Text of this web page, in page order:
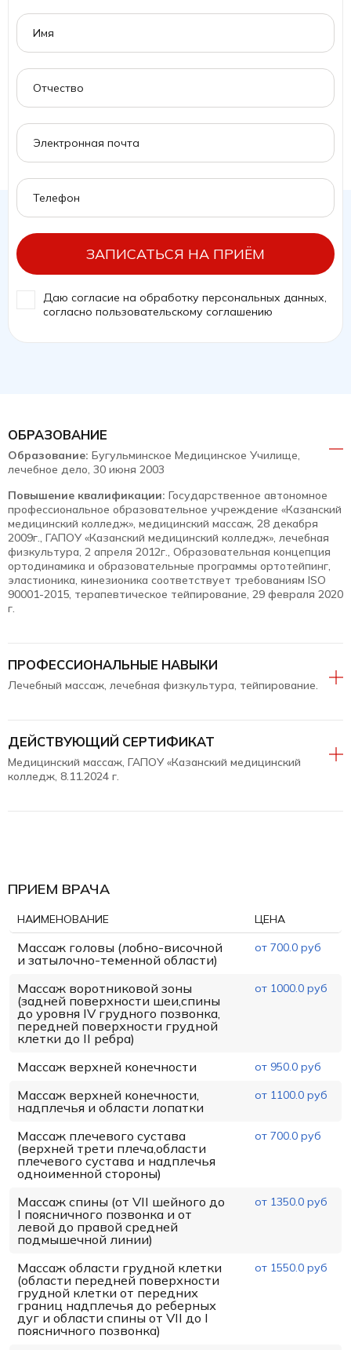
ЗАПИСАТЬСЯ НА ПРИЁМ
Даю согласие на обработку персональных данных,
согласно пользовательскому соглашению
ОБРАЗОВАНИЕ
Образование: Бугульминское Медицинское Училище,
лечебное дело, 30 июня 2003
Повышение квалификации: Государственное автономное
профессиональное образовательное учреждение «Казанский
медицинский колледж», медицинский массаж, 28 декабря
2009г., ГАПОУ «Казанский медицинский колледж», лечебная
физкультура, 2 апреля 2012г., Образовательная концепция
ортодинамика и образовательные программы ортотейпинг,
эластионика, кинезионика соответствует требованиям ISO
90001-2015, терапевтическое тейпирование, 29 февраля 2020
г.
ПРОФЕССИОНАЛЬНЫЕ НАВЫКИ
Лечебный массаж, лечебная физкультура, тейпирование.
ДЕЙСТВУЮЩИЙ СЕРТИФИКАТ
Медицинский массаж, ГАПОУ «Казанский медицинский
колледж, 8.11.2024 г.
ПРИЕМ ВРАЧА
НАИМЕНОВАНИЕ ЦЕНА
Массаж головы (лобно-височной
и затылочно-теменной области)
от 700.0 руб
Массаж воротниковой зоны
(задней поверхности шеи,спины
до уровня IV грудного позвонка,
передней поверхности грудной
клетки до II ребра)
от 1000.0 руб
Массаж верхней конечности от 950.0 руб
Массаж верхней конечности,
надплечья и области лопатки
от 1100.0 руб
Массаж плечевого сустава
(верхней трети плеча,области
плечевого сустава и надплечья
одноименной стороны)
от 700.0 руб
Массаж спины (от VII шейного до
I поясничного позвонка и от
левой до правой средней
подмышечной линии)
от 1350.0 руб
Массаж области грудной клетки
(области передней поверхности
грудной клетки от передних
границ надплечья до реберных
дуг и области спины от VII до I
поясничного позвонка)
от 1550.0 руб